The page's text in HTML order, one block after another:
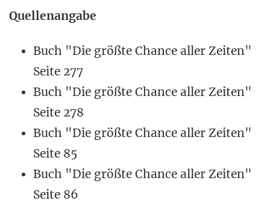
Quellenangabe
Buch "Die größte Chance aller Zeiten"
Seite 277
Buch "Die größte Chance aller Zeiten"
Seite 278
Buch "Die größte Chance aller Zeiten"
Seite 85
Buch "Die größte Chance aller Zeiten"
Seite 86